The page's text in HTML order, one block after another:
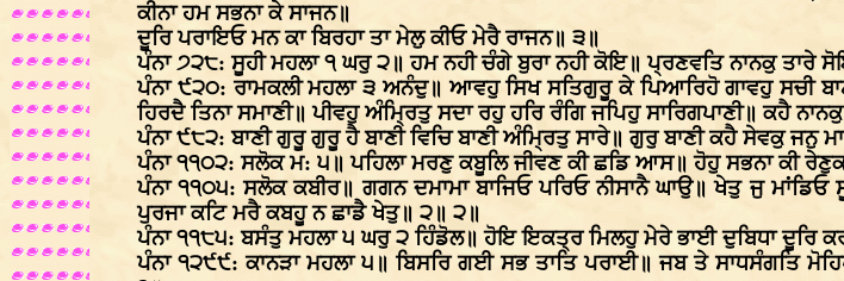
ਕੀਨਾ ਹਮ ਸਭਨਾ ਕੇ ਸਾਜਨ॥
ਦੂਰਿ ਪਰਾਇਓ ਮਨ ਕਾ ਬਿਰਹਾ ਤਾ ਮੇਲੁ ਕੀਓ ਮੇਰੈ ਰਾਜਨ॥ ੩॥
ਪੰਨਾ ੭੨੮: ਸੂਹੀ ਮਹਲਾ ੧ ਘਰੁ ੨॥ ਹਮ ਨਹੀ ਚੰਗੇ ਬੁਰਾ ਨਹੀ ਕੋਇ॥ ਪ੍ਰਣਵਤਿ ਨਾਨਕੁ ਤਾਰੇ
ਪੰਨਾ ੯੨੦: ਰਾਮਕਲੀ ਮਹਲਾ ੩ ਅਨੰਦੁ॥ ਆਵਹੁ ਸਿਖ ਸਤਿਗੁਰੂ ਕੇ ਪਿਆਰਿਹੋ ਗਾਵਹੁ ਸਚੀ
ਹਿਰਦੈ ਤਿਨਾ ਸਮਾਣੀ॥ ਪੀਵਹੁ ਅੰਮ੍ਰਿਤੁ ਸਦਾ ਰਹੁ ਹਰਿ ਰੰਗਿ ਜਪਿਹੁ ਸਾਰਿਗਪਾਣੀ॥ ਕਹੈ
ਪੰਨਾ ੯੮੨: ਬਾਣੀ ਗੁਰੂ ਗੁਰੂ ਹੈ ਬਾਣੀ ਵਿਚਿ ਬਾਣੀ ਅੰਮ੍ਰਿਤੁ ਸਾਰੇ॥ ਗੁਰੁ ਬਾਣੀ ਕਹੈ ਸੇਵਕੁ ਜਨੁ
ਪੰਨਾ ੧੧੦੨: ਸਲੋਕ ਮ: ੫॥ ਪਹਿਲਾ ਮਰਣੁ ਕਬੂਲਿ ਜੀਵਣ ਕੀ ਛਡਿ ਆਸ॥ ਹੋਹੁ ਸਭਨਾ ਕੀ
ਪੰਨਾ ੧੧੦੫: ਸਲੋਕ ਕਬੀਰ॥ ਗਗਨ ਦਮਾਮਾ ਬਾਜਿਓ ਪਰਿਓ ਨੀਸਾਨੈ ਘਾਉ॥ ਖੇਤੁ ਜੁ
ਪੁਰਜਾ ਕਟਿ ਮਰੈ ਕਬਹੂ ਨ ਛਾਡੈ ਖੇਤੁ॥ ੨॥ ੨॥
ਪੰਨਾ ੧੧੮੫: ਬਸੰਤੁ ਮਹਲਾ ੫ ਘਰੁ ੨ ਹਿੰਡੋਲ॥ ਹੋਇ ਇਕਤ੍ਰ ਮਿਲਹੁ ਮੇਰੇ ਭਾਈ ਦੁਬਿਧਾ ਦੂਰਿ
ਪੰਨਾ ੧੨੯੯: ਕਾਨੜਾ ਮਹਲਾ ੫॥ ਬਿਸਰਿ ਗਈ ਸਭ ਤਾਤਿ ਪਰਾਈ॥ ਜਬ ਤੇ ਸਾਧਸੰਗਤਿ